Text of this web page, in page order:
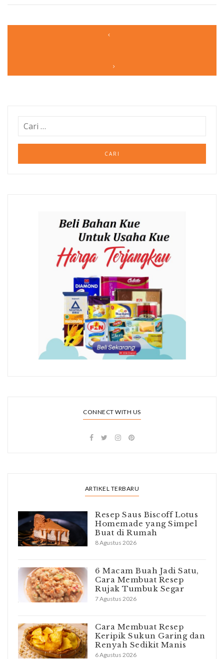
CONNECT WITH US
ARTIKEL TERBARU
Resep Saus Biscoff Lotus
Homemade yang Simpel
Buat di Rumah
8 Agustus 2026
6 Macam Buah Jadi Satu,
Cara Membuat Resep
Rujak Tumbuk Segar
7 Agustus 2026
Cara Membuat Resep
Keripik Sukun Garing dan
Renyah Sedikit Manis
6 Agustus 2026